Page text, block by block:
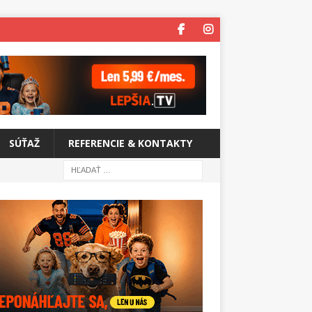
SÚŤAŽ REFERENCIE & KONTAKTY